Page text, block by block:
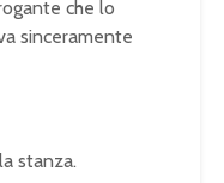
che lo
sinceramente
stanza.